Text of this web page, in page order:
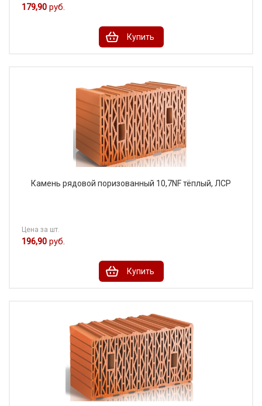
179,90 руб.
Купить
Камень рядовой поризованный 10,7NF тёплый, ЛСР
Цена за шт.
196,90 руб.
Купить